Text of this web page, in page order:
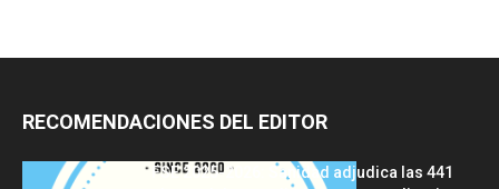
RECOMENDACIONES DEL EDITOR
FSE 2025-2026: Sanidad adjudica las 441